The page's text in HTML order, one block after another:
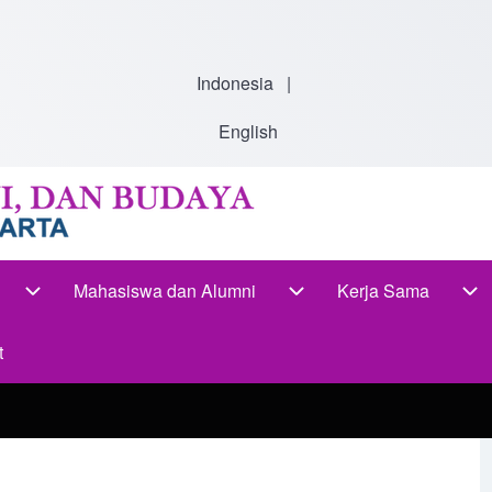
Indonesia |
English
Mahasiswa dan Alumni
Mahasiswa dan Alumni
Kerja Sama